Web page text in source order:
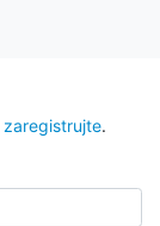
zaregistrujte.